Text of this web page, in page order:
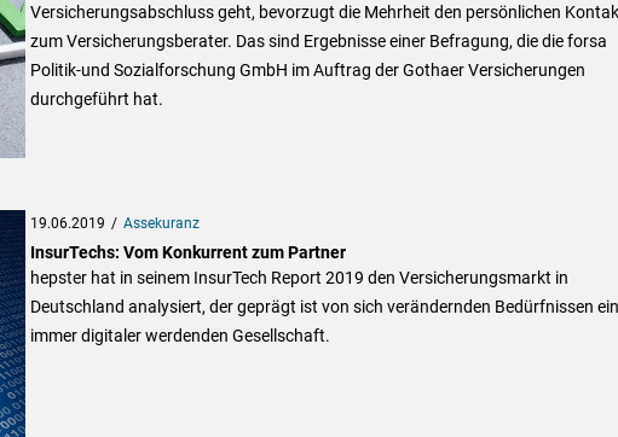
Versicherungsabschluss geht, bevorzugt die Mehrheit den persönlichen
zum Versicherungsberater. Das sind Ergebnisse einer Befragung, die die forsa
Politik-und Sozialforschung GmbH im Auftrag der Gothaer Versicherungen
durchgeführt hat.
19.06.2019 Assekuranz
InsurTechs: Vom Konkurrent zum Partner
hepster hat in seinem InsurTech Report 2019 den Versicherungsmarkt in
Deutschland analysiert, der geprägt ist von sich verändernden Bedürfnissen
immer digitaler werdenden Gesellschaft.